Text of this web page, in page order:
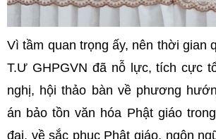
Vì tầm quan trọng ấy, nên thời gian
T.Ư GHPGVN đã nỗ lực, tích cực
nghị, hội thảo bàn về phương
án bảo tồn văn hóa Phật giáo
đại, về sắc phục Phật giáo, ngôn